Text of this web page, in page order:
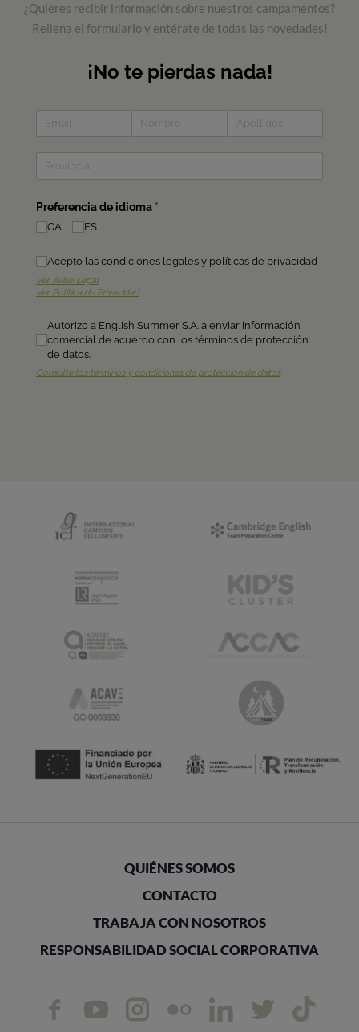
¿Quieres recibir información sobre nuestros campamentos?
Rellena el formulario y entérate de todas las novedades!
QUIÉNES SOMOS
CONTACTO
TRABAJA CON NOSOTROS
RESPONSABILIDAD SOCIAL CORPORATIVA